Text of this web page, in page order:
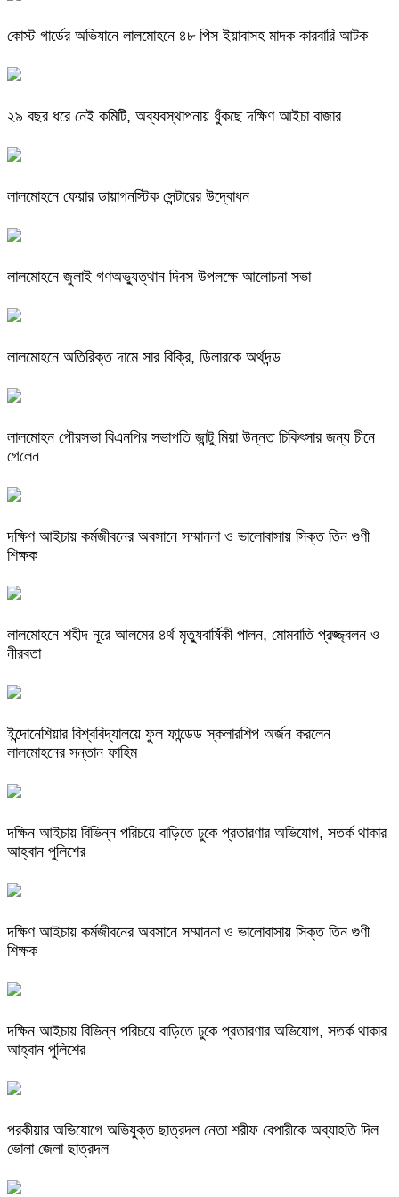
কোস্ট গার্ডের অভিযানে লালমোহনে ৪৮ পিস ইয়াবাসহ মাদক কারবারি আটক
২৯ বছর ধরে নেই কমিটি, অব্যবস্থাপনায় ধুঁকছে দক্ষিণ আইচা বাজার
লালমোহনে ফেয়ার ডায়াগনস্টিক সেন্টারের উদ্বোধন
লালমোহনে জুলাই গণঅভ্যুত্থান দিবস উপলক্ষে আলোচনা সভা
লালমোহনে অতিরিক্ত দামে সার বিক্রি, ডিলারকে অর্থদন্ড
লালমোহন পৌরসভা বিএনপির সভাপতি জান্টু মিয়া উন্নত চিকিৎসার জন্য চীনে
গেলেন
দক্ষিণ আইচায় কর্মজীবনের অবসানে সম্মাননা ও ভালোবাসায় সিক্ত তিন গুণী
শিক্ষক
লালমোহনে শহীদ নূরে আলমের ৪র্থ মৃত্যুবার্ষিকী পালন, মোমবাতি প্রজ্জ্বলন ও
নীরবতা
ইন্দোনেশিয়ার বিশ্ববিদ্যালয়ে ফুল ফান্ডেড স্কলারশিপ অর্জন করলেন
লালমোহনের সন্তান ফাহিম
দক্ষিন আইচায় ‎বিভিন্ন পরিচয়ে বাড়িতে ঢুকে প্রতারণার অভিযোগ, সতর্ক থাকার
আহ্বান পুলিশের
দক্ষিণ আইচায় কর্মজীবনের অবসানে সম্মাননা ও ভালোবাসায় সিক্ত তিন গুণী
শিক্ষক
দক্ষিন আইচায় ‎বিভিন্ন পরিচয়ে বাড়িতে ঢুকে প্রতারণার অভিযোগ, সতর্ক থাকার
আহ্বান পুলিশের
পরকীয়ার অভিযোগে অভিযুক্ত ছাত্রদল নেতা শরীফ বেপারীকে অব্যাহতি দিল
ভোলা জেলা ছাত্রদল